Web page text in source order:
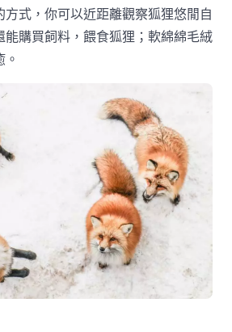
方式，你可以近距離觀察狐狸悠閒自
能購買飼料，餵食狐狸；軟綿綿毛絨